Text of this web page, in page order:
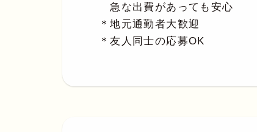
急な出費があっても安心
＊地元通勤者大歓迎
＊友人同士の応募OK